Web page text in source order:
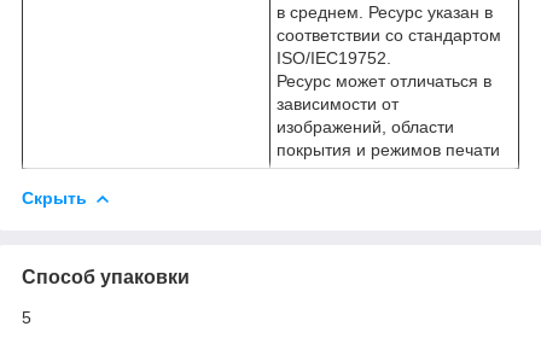
в среднем. Ресурс указан в
соответствии со стандартом
ISO/IEC19752.
Ресурс может отличаться в
зависимости от
изображений, области
покрытия и режимов печати
Скрыть
Способ упаковки
5